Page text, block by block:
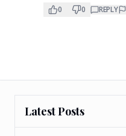
0 0 REPLY
Latest Posts